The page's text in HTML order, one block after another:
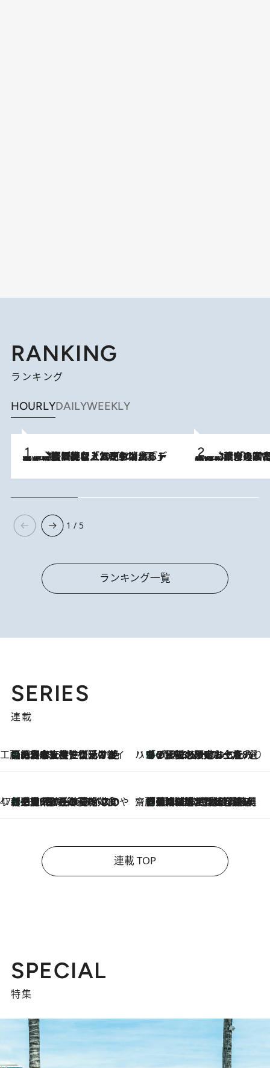
RANKING
ランキング
HOURLYDAILYWEEKLY
2026.8.5
【なぜ吉沢亮は「気配を消せる」のか？】興行収入208億の『国宝』を経て挑むミュージカル『ディア・エヴァン・ハンセン』。トップ俳優が舞台上でさらけ出した“孤独”とは 2026.8.3
慶應幼稚舎の図書室からテレビの世界に飛び込んだ阿川佐和子（72）
1 / 5
ランキング一覧
SERIES
連載
工藤まやのおもてなしハワイ
2026.8.6
【ハワイ土産】ローカルの絶大な支持で復活！ 絶品の幻クッキー《元ファンの日本人女性が受け継いだ名店》 ハワイ賢者 リサのお気に入りリスト2026.8.6
あの伝説の限定トートも！ リニューアルした「ディーン＆デルーカ ハワイ」で必須のお土産8選
47都道府県の手みやげ ひんやりスイーツで夏を満喫
2026.8.6
【三重県】この夏絶対食べたい 冷やしておいしいおやつ3選 お餅×アイスの新感覚スイーツ 齋藤 薫 美容脳ルネサンス
2026.8.6
「荷物が増えるほど旅ストレスは増す」美容ジャーナリストがたどり着いた最終結論。“化粧品を劇的に減らす”感動の凝縮美容とは
連載 TOP
SPECIAL
特集